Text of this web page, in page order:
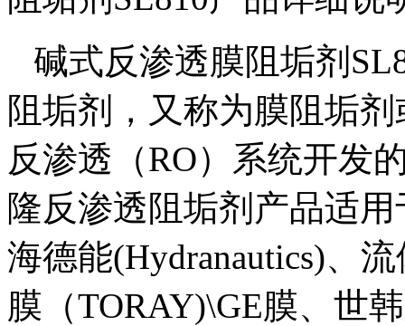
碱式反渗透膜阻垢剂
阻垢剂，又称为膜阻垢剂
反渗透（RO）系统开发
隆反渗透阻垢剂产品适
海德能(Hydranautics)、
膜（TORAY)\GE膜、世